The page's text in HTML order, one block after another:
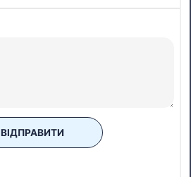
ВІДПРАВИТИ